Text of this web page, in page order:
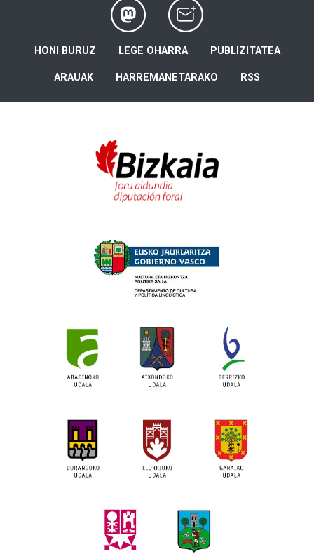
HONI BURUZ LEGE OHARRA PUBLIZITATEA
ARAUAK HARREMANETARAKO RSS